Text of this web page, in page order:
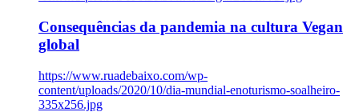
Consequências da pandemia na cultura Vegan
global
https://www.ruadebaixo.com/wp-
content/uploads/2020/10/dia-mundial-enoturismo-soalheiro-
335x256.jpg